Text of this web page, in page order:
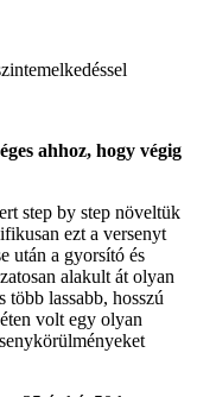
ahhoz, hogy végig
step by step növeltük
ezt a versenyt
után a gyorsító és
alakult át olyan
több lassabb, hosszú
volt egy olyan